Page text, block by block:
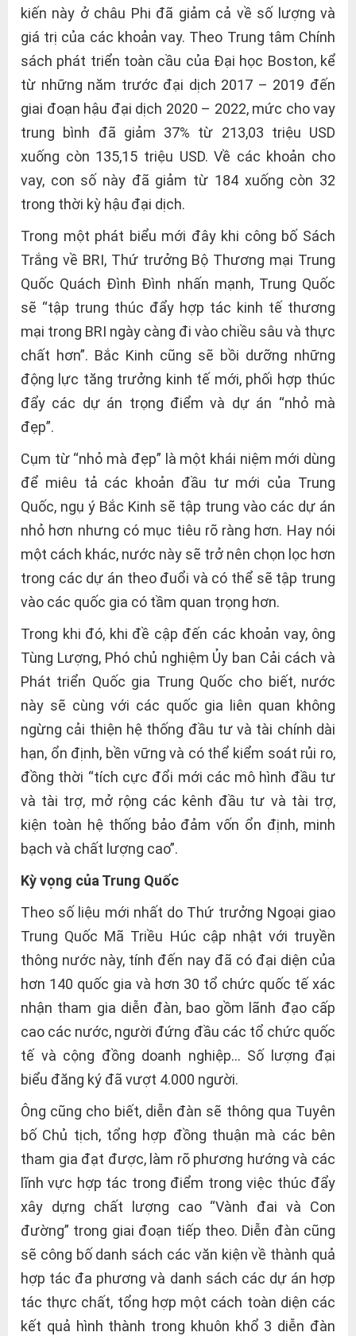
kiến này ở châu Phi đã giảm cả về số lượng và
giá trị của các khoản vay. Theo Trung tâm Chính
sách phát triển toàn cầu của Đại học Boston, kể
từ những năm trước đại dịch 2017 – 2019 đến
giai đoạn hậu đại dịch 2020 – 2022, mức cho vay
trung bình đã giảm 37% từ 213,03 triệu USD
xuống còn 135,15 triệu USD. Về các khoản cho
vay, con số này đã giảm từ 184 xuống còn 32
trong thời kỳ hậu đại dịch.
Trong một phát biểu mới đây khi công bố Sách
Trắng về BRI, Thứ trưởng Bộ Thương mại Trung
Quốc Quách Đình Đình nhấn mạnh, Trung Quốc
sẽ “tập trung thúc đẩy hợp tác kinh tế thương
mại trong BRI ngày càng đi vào chiều sâu và thực
chất hơn”. Bắc Kinh cũng sẽ bồi dưỡng những
động lực tăng trưởng kinh tế mới, phối hợp thúc
đẩy các dự án trọng điểm và dự án “nhỏ mà
đẹp”.
Cụm từ “nhỏ mà đẹp” là một khái niệm mới dùng
để miêu tả các khoản đầu tư mới của Trung
Quốc, ngụ ý Bắc Kinh sẽ tập trung vào các dự án
nhỏ hơn nhưng có mục tiêu rõ ràng hơn. Hay nói
một cách khác, nước này sẽ trở nên chọn lọc hơn
trong các dự án theo đuổi và có thể sẽ tập trung
vào các quốc gia có tầm quan trọng hơn.
Trong khi đó, khi đề cập đến các khoản vay, ông
Tùng Lượng, Phó chủ nghiệm Ủy ban Cải cách và
Phát triển Quốc gia Trung Quốc cho biết, nước
này sẽ cùng với các quốc gia liên quan không
ngừng cải thiện hệ thống đầu tư và tài chính dài
hạn, ổn định, bền vững và có thể kiểm soát rủi ro,
đồng thời “tích cực đổi mới các mô hình đầu tư
và tài trợ, mở rộng các kênh đầu tư và tài trợ,
kiện toàn hệ thống bảo đảm vốn ổn định, minh
bạch và chất lượng cao”.
Kỳ vọng của Trung Quốc
Theo số liệu mới nhất do Thứ trưởng Ngoại giao
Trung Quốc Mã Triều Húc cập nhật với truyền
thông nước này, tính đến nay đã có đại diện của
hơn 140 quốc gia và hơn 30 tổ chức quốc tế xác
nhận tham gia diễn đàn, bao gồm lãnh đạo cấp
cao các nước, người đứng đầu các tổ chức quốc
tế và cộng đồng doanh nghiệp… Số lượng đại
biểu đăng ký đã vượt 4.000 người.
Ông cũng cho biết, diễn đàn sẽ thông qua Tuyên
bố Chủ tịch, tổng hợp đồng thuận mà các bên
tham gia đạt được, làm rõ phương hướng và các
lĩnh vực hợp tác trong điểm trong việc thúc đẩy
xây dựng chất lượng cao “Vành đai và Con
đường” trong giai đoạn tiếp theo. Diễn đàn cũng
sẽ công bố danh sách các văn kiện về thành quả
hợp tác đa phương và danh sách các dự án hợp
tác thực chất, tổng hợp một cách toàn diện các
kết quả hình thành trong khuôn khổ 3 diễn đàn